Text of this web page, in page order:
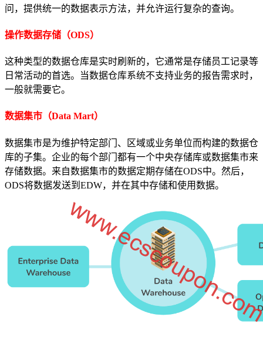
问，提供统一的数据表示方法，并允许运行复杂的查询。
操作数据存储（ODS）
这种类型的数据仓库是实时刷新的，它通常是存储员工记录等
日常活动的首选。当数据仓库系统不支持业务的报告需求时，
一般就需要它。
数据集市（Data Mart）
数据集市是为维护特定部门、区域或业务单位而构建的数据仓
库的子集。企业的每个部门都有一个中央存储库或数据集市来
存储数据。来自数据集市的数据定期存储在ODS中。然后，
ODS将数据发送到EDW，并在其中存储和使用数据。